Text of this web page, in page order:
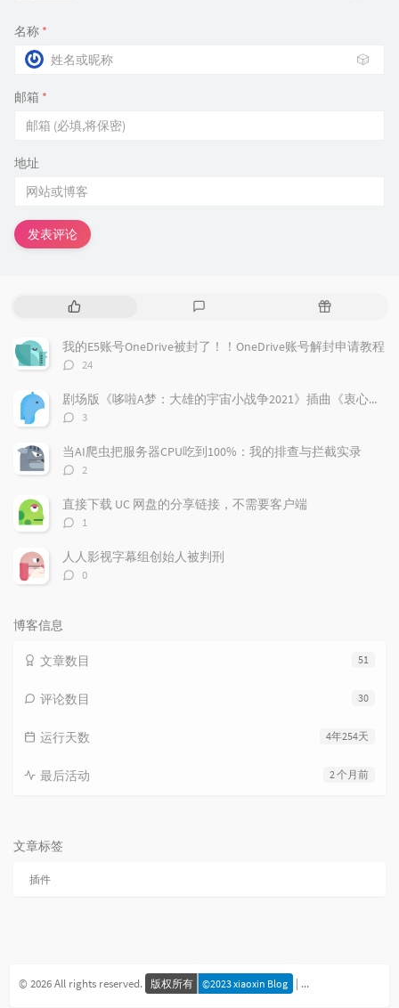
名称 *
🎲
邮箱 *
地址
发表评论
热
文
章
评
随
文
章
我的E5账号OneDrive被封了！！OneDrive账号解封申请教程
评
数：
24
剧场版《哆啦A梦：大雄的宇宙小战争2021》插曲《衷心感谢》
评
数：
3
当AI爬虫把服务器CPU吃到100%：我的排查与拦截实录
评
数：
2
直接下载 UC 网盘的分享链接，不需要客户端
评
数：
1
人人影视字幕组创始人被判刑
评
0
博客信息
51
文章数目
30
评论数目
4年254天
运行天数
2 个月前
最后活动
文章标签
插件
© 2026 All rights reserved. 版权所有 ©2023 xiaoxin Blog | 蜀ICP备